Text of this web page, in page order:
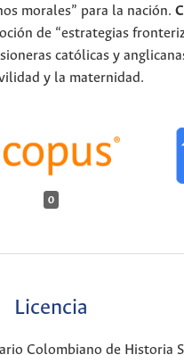
morales” para la nación.
de “estrategias
católicas y
y la maternidad.
0
Licencia
Colombiano de Historia